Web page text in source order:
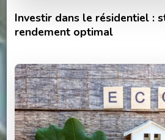
Investir dans le résidentiel :
rendement optimal